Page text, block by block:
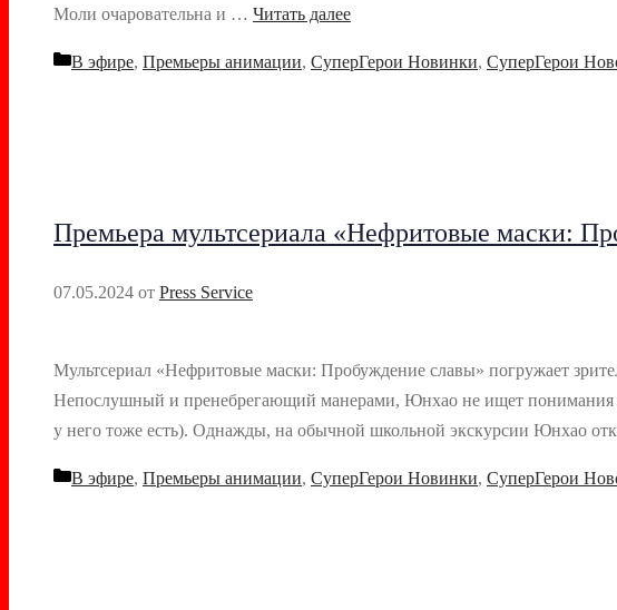
Моли очаровательна и … Читать далее
Рубрики
В эфире, Премьеры анимации, СуперГерои Новинки, СуперГерои
Премьера мультсериала «Нефритовые маски:
07.05.2024 от Press Service
Мультсериал «Нефритовые маски: Пробуждение славы» погружает
Непослушный и пренебрегающий манерами, Юнхао не ищет понимания
у него тоже есть). Однажды, на обычной школьной экскурсии Юнхао
Рубрики
В эфире, Премьеры анимации, СуперГерои Новинки, СуперГерои